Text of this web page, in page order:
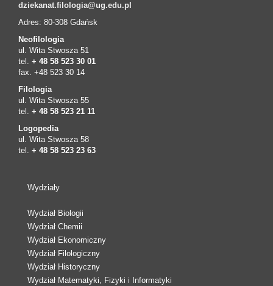
dziekanat.filologia@ug.edu.pl
Adres: 80-308 Gdańsk
Neofilologia
ul. Wita Stwosza 51
tel. + 48 58 523 30 01
fax. +48 523 30 14
Filologia
ul. Wita Stwosza 55
tel. + 48 58 523 21 11
Logopedia
ul. Wita Stwosza 58
tel. + 48 58 523 23 63
Wydziały
Wydział Biologii
Wydział Chemii
Wydział Ekonomiczny
Wydział Filologiczny
Wydział Historyczny
Wydział Matematyki, Fizyki i Informatyki